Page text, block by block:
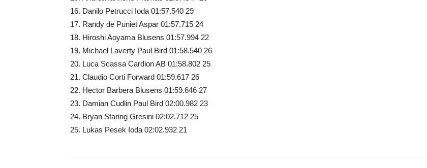
16. Danilo Petrucci Ioda 01:57.540 29
17. Randy de Puniet Aspar 01:57.715 24
18. Hiroshi Aoyama Blusens 01:57.994 22
19. Michael Laverty Paul Bird 01:58.540 26
20. Luca Scassa Cardion AB 01:58.802 25
21. Claudio Corti Forward 01:59.617 26
22. Hector Barbera Blusens 01:59.646 27
23. Damian Cudlin Paul Bird 02:00.982 23
24. Bryan Staring Gresini 02:02.712 25
25. Lukas Pesek Ioda 02:02.932 21